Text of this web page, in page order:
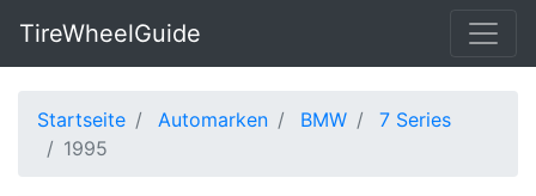
TireWheelGuide
Startseite Automarken BMW
7 Series
1995